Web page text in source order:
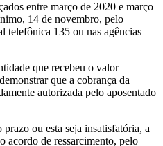
entre março de 2020 e março
14 de novembro, pelo
telefônica 135 ou nas agências
que recebeu o valor
que a cobrança da
autorizada pelo aposentado
ou esta seja insatisfatória, a
acordo de ressarcimento, pelo